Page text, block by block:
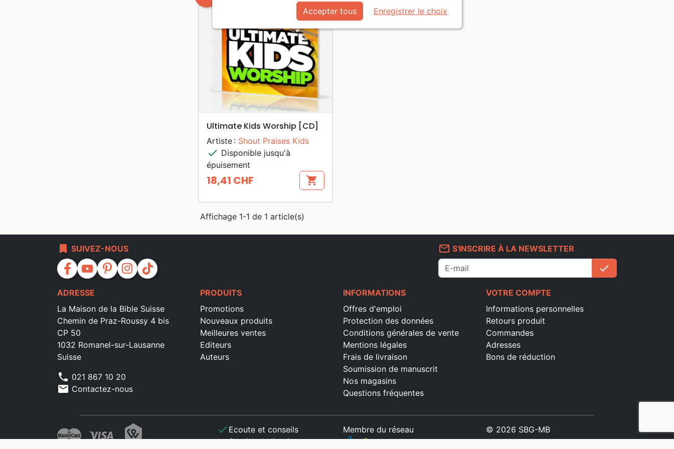
search APERÇU RAPIDE
Ultimate Kids Worship [CD]
Artiste : Shout Praises Kids
check Disponible jusqu'à
épuisement
Prix
18,41 CHF shopping_cart
Affichage 1-1 de 1 article(s)
bookmark SUIVEZ-NOUS
facebook youtube pinterest instagram tiktok
mail_outline S'INSCRIRE À LA NEWSLETTER
check
ADRESSE
La Maison de la Bible Suisse
Chemin de Praz-Roussy 4 bis
CP 50
1032 Romanel-sur-Lausanne
Suisse
phone 021 867 10 20
mail Contactez-nous
PRODUITS
Promotions
Nouveaux produits
Meilleures ventes
Editeurs
Auteurs
INFORMATIONS
Offres d'emploi
Protection des données
Conditions générales de vente
Mentions légales
Frais de livraison
Soumission de manuscrit
Nos magasins
Questions fréquentes
VOTRE COMPTE
Informations personnelles
Retours produit
Commandes
Adresses
Bons de réduction
check Ecoute et conseils
checkService de livraison
Membre du réseau © 2026 SBG-MB
Accepter tous Enregistrer le choix